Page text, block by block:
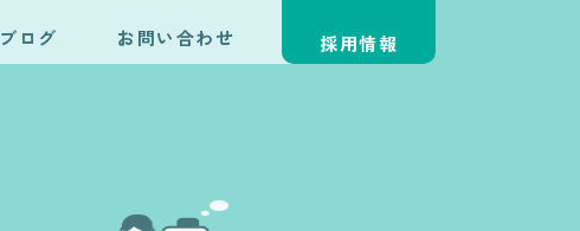
ブログ お問い合わせ 採用情報